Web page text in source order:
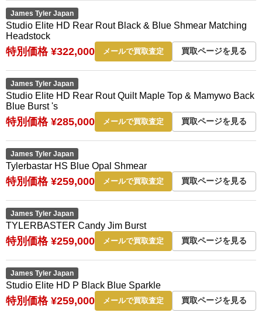
James Tyler Japan
Studio Elite HD Rear Rout Black & Blue Shmear Matching
Headstock
特別価格 ¥322,000 メールで買取査定 買取ページを見る
James Tyler Japan
Studio Elite HD Rear Rout Quilt Maple Top & Mamywo Back
Blue Burst 's
特別価格 ¥285,000 メールで買取査定 買取ページを見る
James Tyler Japan
Tylerbastar HS Blue Opal Shmear
特別価格 ¥259,000 メールで買取査定 買取ページを見る
James Tyler Japan
TYLERBASTER Candy Jim Burst
特別価格 ¥259,000 メールで買取査定 買取ページを見る
James Tyler Japan
Studio Elite HD P Black Blue Sparkle
特別価格 ¥259,000 メールで買取査定 買取ページを見る